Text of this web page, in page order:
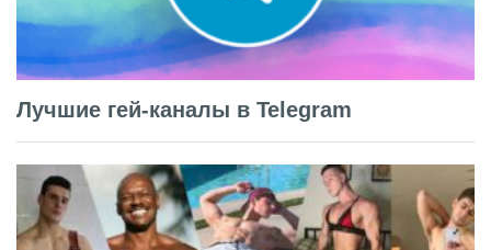
Лучшие гей-каналы в Telegram